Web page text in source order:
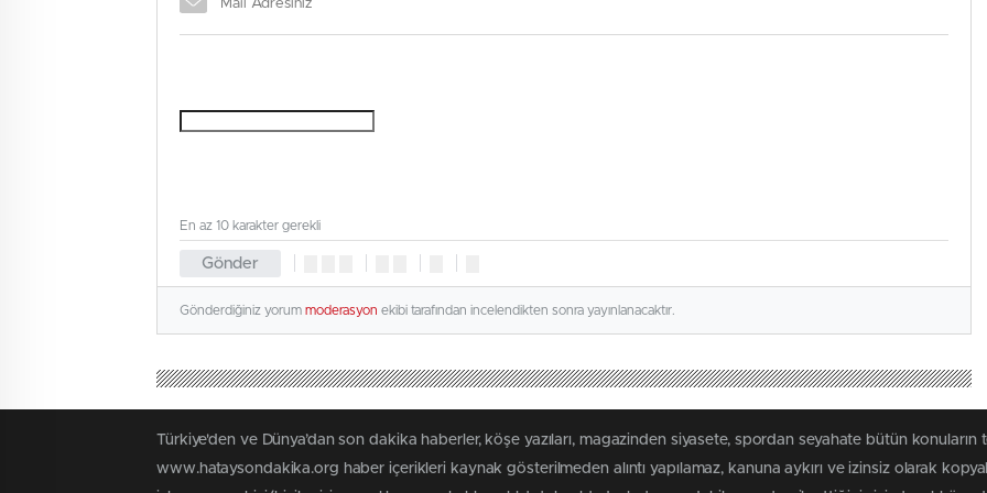
Gönder
En az 10 karakter gerekli
Gönderdiğiniz yorum moderasyon ekibi tarafından incelendikten sonra yayınlanacaktır.
Türkiye'den ve Dünya’dan son dakika haberler, köşe yazıları, magazinden siyasete, spordan seyahate bütün
www.hataysondakika.org haber içerikleri kaynak gösterilmeden alıntı yapılamaz, kanuna aykırı ve izinsiz olarak